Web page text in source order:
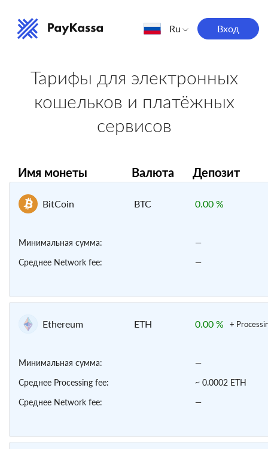
Ru Вход
Тарифы для электронных
кошельков и платёжных
сервисов
Имя монеты Валюта Депозит
BitCoin
Минимальная сумма:
Среднее Network fee:
BTC 0.00 %
—
—
Ethereum
Минимальная сумма:
Среднее Processing fee:
Среднее Network fee:
ETH 0.00 % +
—
~ 0.0002 ETH
—